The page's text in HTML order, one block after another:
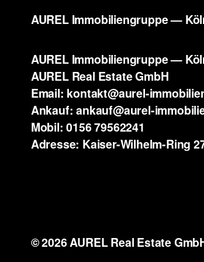
AUREL Immobiliengruppe —
AUREL Immobiliengruppe —
AUREL Real Estate GmbH
Email: kontakt@aurel-
Ankauf: ankauf@aurel-
Mobil: 0156 79562241
Adresse: Kaiser-Wilhelm-Ring
© 2026 AUREL Real Estate